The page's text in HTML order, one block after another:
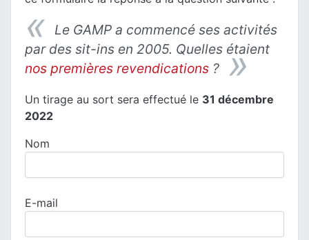
Le GAMP a commencé ses activités
par des sit-ins en 2005. Quelles étaient
nos premières revendications ?
Un tirage au sort sera effectué le 31 décembre
2022
Nom
E-mail